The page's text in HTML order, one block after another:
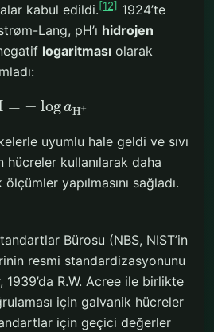
kabul edildi.[12] 1924’te
Lang, pH’ı hidrojen
logaritması olarak
= − logaH+
uyumlu hale geldi ve sıvı
hücreler kullanılarak daha
yapılmasını sağladı.
Bürosu (NBS, NIST’in
resmi standardizasyonunu
1939’da R.W. Acree ile birlikte
için galvanik hücreler
için geçici değerler